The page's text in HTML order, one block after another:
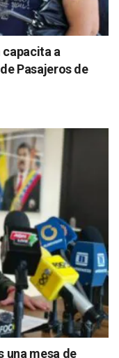
a
Pasajeros de
una mesa de